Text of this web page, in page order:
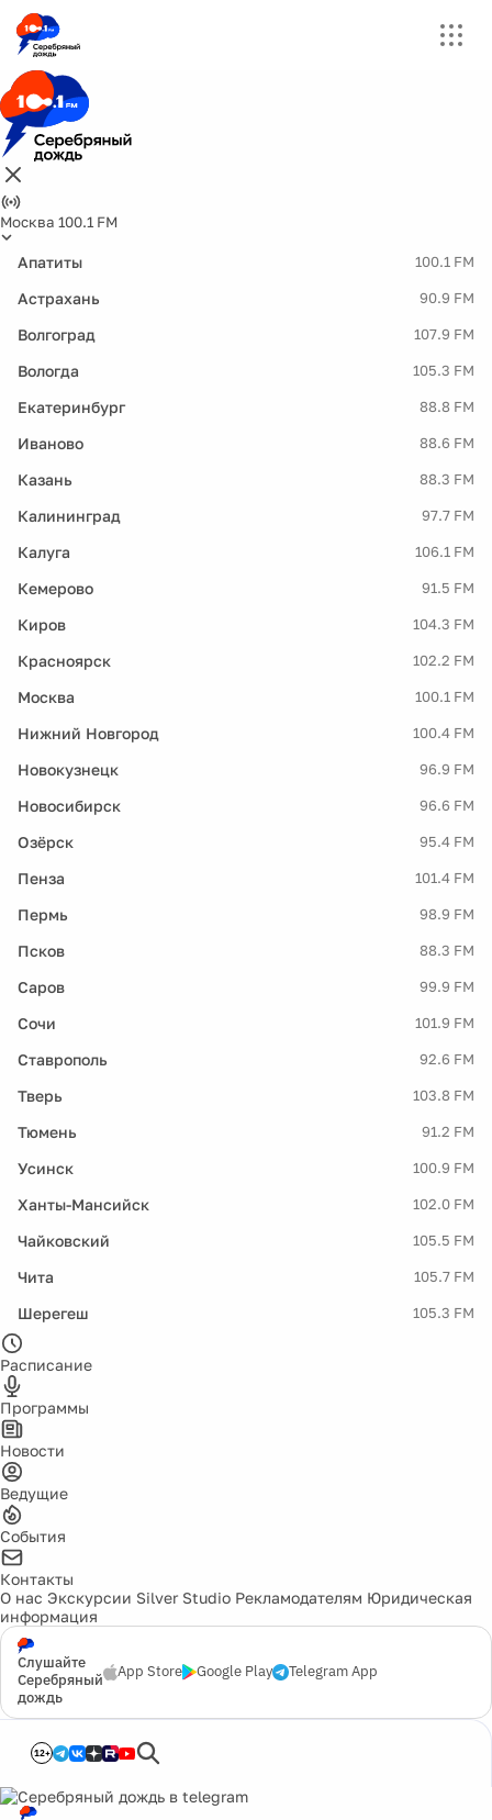
Москва 100.1 FM
Апатиты 100.1 FM
Астрахань 90.9 FM
Волгоград 107.9 FM
Вологда 105.3 FM
Екатеринбург 88.8 FM
Иваново 88.6 FM
Казань 88.3 FM
Калининград 97.7 FM
Калуга 106.1 FM
Кемерово 91.5 FM
Киров 104.3 FM
Красноярск 102.2 FM
Москва 100.1 FM
Нижний Новгород 100.4 FM
Новокузнецк 96.9 FM
Новосибирск 96.6 FM
Озёрск 95.4 FM
Пенза 101.4 FM
Пермь 98.9 FM
Псков 88.3 FM
Саров 99.9 FM
Сочи 101.9 FM
Ставрополь 92.6 FM
Тверь 103.8 FM
Тюмень 91.2 FM
Усинск 100.9 FM
Ханты-Мансийск 102.0 FM
Чайковский 105.5 FM
Чита 105.7 FM
Шерегеш 105.3 FM
Расписание
Программы
Новости
Ведущие
События
Контакты
О нас Экскурсии Silver Studio Рекламодателям Юридическая
информация
Слушайте
Серебряный
дождь
App Store Google Play Telegram App
12+